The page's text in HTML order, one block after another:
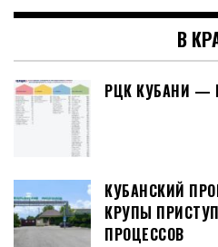
В
РЦК КУБАНИ —
КУБАНСКИЙ
КРУПЫ
ПРОЦЕССОВ